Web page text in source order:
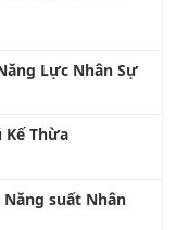
Lực Nhân Sự
Kế Thừa
suất Nhân